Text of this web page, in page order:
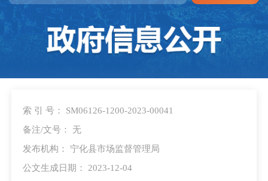
索 引 号： SM06126-1200-2023-00041
备注/文号： 无
发布机构： 宁化县市场监督管理局
公文生成日期： 2023-12-04